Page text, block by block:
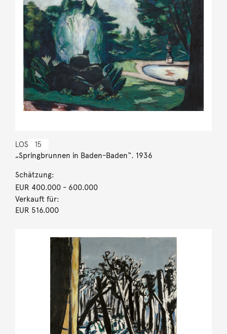
LOS 15
„Springbrunnen in Baden-Baden“. 1936
Schätzung:
EUR 400.000- 600.000
Verkauft für:
EUR 516.000